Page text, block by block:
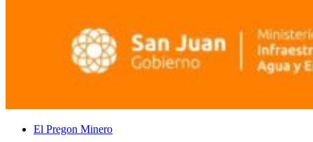
El Pregon Minero